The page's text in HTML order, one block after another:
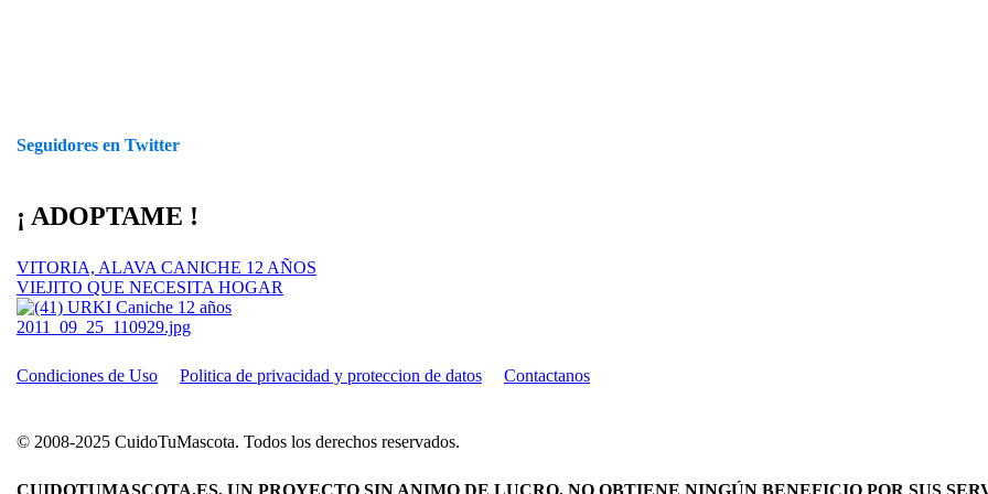
Seguidores en Twitter
¡ ADOPTAME !
VITORIA, ALAVA CANICHE 12 AÑOS
VIEJITO QUE NECESITA HOGAR
Condiciones de Uso Politica de privacidad y proteccion de datos Contactanos
© 2008-2025 CuidoTuMascota. Todos los derechos reservados.
CUIDOTUMASCOTA.ES, UN PROYECTO SIN ANIMO DE LUCRO, NO OBTIENE NINGÚN BENEFICIO POR SUS